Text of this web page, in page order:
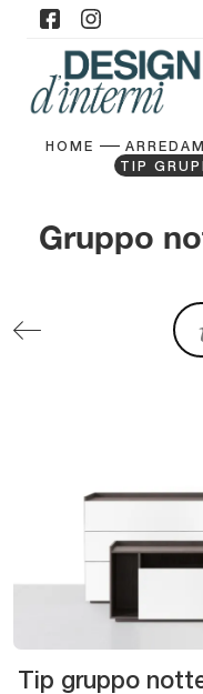
HOME
TIP
Gruppo
Tip gruppo